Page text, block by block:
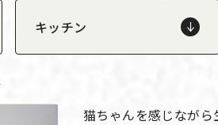
キッチン
猫ちゃんを感じなが